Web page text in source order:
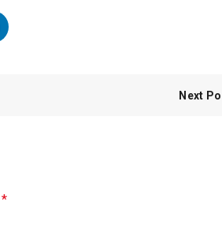
Next
*